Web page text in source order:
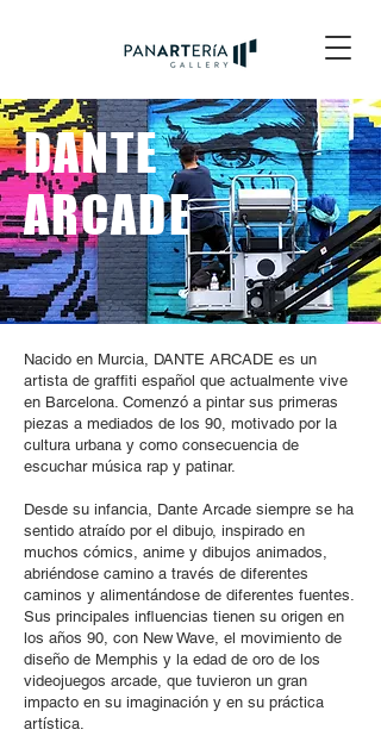
DANTE
ARCADE
Nacido en Murcia, DANTE ARCADE es un
artista de graffiti español que actualmente vive
en Barcelona. Comenzó a pintar sus primeras
piezas a mediados de los 90, motivado por la
cultura urbana y como consecuencia de
escuchar música rap y patinar.
Desde su infancia, Dante Arcade siempre se ha
sentido atraído por el dibujo, inspirado en
muchos cómics, anime y dibujos animados,
abriéndose camino a través de diferentes
caminos y alimentándose de diferentes fuentes.
Sus principales influencias tienen su origen en
los años 90, con New Wave, el movimiento de
diseño de Memphis y la edad de oro de los
videojuegos arcade, que tuvieron un gran
impacto en su imaginación y en su práctica
artística.